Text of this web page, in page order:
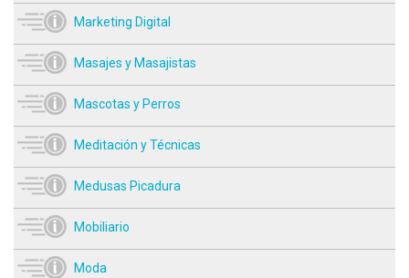
Marketing Digital
Masajes y Masajistas
Mascotas y Perros
Meditación y Técnicas
Medusas Picadura
Mobiliario
Moda